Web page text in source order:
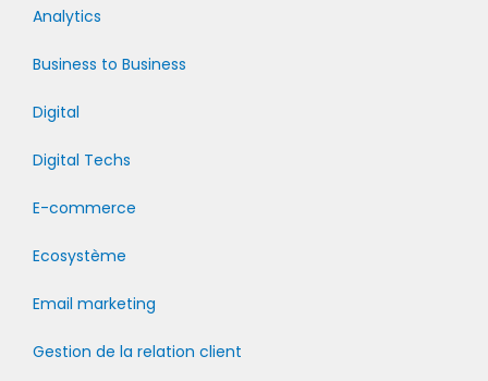
Analytics
Business to Business
Digital
Digital Techs
E-commerce
Ecosystème
Email marketing
Gestion de la relation client